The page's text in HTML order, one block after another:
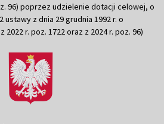
96) poprzez udzielenie dotacji celowej, o
z dnia 29 grudnia 1992 r. o
2022 r. poz. 1722 oraz z 2024 r. poz. 96)